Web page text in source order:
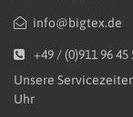
info@bigtex.de
+49 / (0)911 96 45
Unsere
Uhr